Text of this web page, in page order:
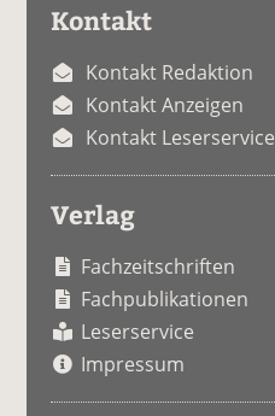
Kontakt
Kontakt Redaktion
Kontakt Anzeigen
Kontakt Leserservice
Verlag
Fachzeitschriften
Fachpublikationen
Leserservice
Impressum